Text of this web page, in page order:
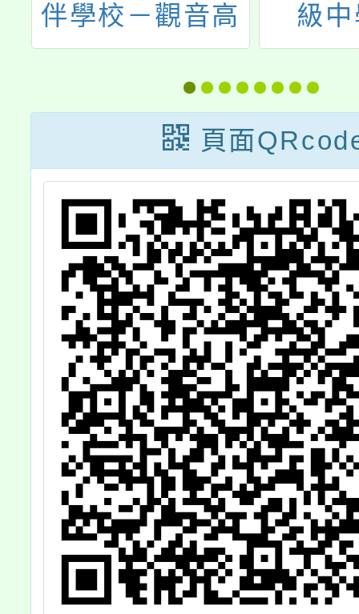
伴學校－觀音高
中辦理「教育外
交與實務案例」
級
「114
題融
頁面